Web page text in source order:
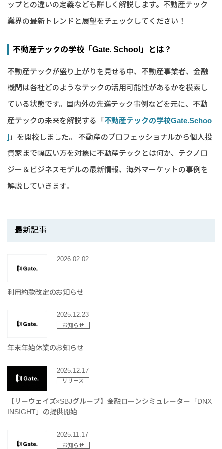
ップとの違いの定義なども詳しく解説します。不動産テック
業界の最新トレンドと展望をチェックしてください！
不動産テックの学校「Gate. School」とは？
不動産テックが盛り上がりを見せる中、不動産事業者、金融
機関は各社どのようなテックの活用可能性があるかを模索し
ている状態です。国内外の先進テック事例などを元に、不動
産テックの未来を解説する「不動産テックの学校Gate.Schoo
l 」を開校しました。 不動産のプロフェッショナルから個人投
資家まで幅広い方を対象に不動産テックとは何か、テクノロ
ジー＆ビジネスモデルの最新情報、海外マーケットの事例を
解説していきます。
最新記事
2026.02.02
利用約款改定のお知らせ
2025.12.23
お知らせ
年末年始休業のお知らせ
2025.12.17
リリース
【リーウェイズ×SBJグループ】金融ローンシミュレーター「DNX
INSIGHT」の提供開始
2025.11.17
お知らせ